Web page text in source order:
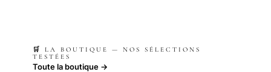
🛒 LA BOUTIQUE — NOS SÉLECTIONS
TESTÉES
Toute la boutique →